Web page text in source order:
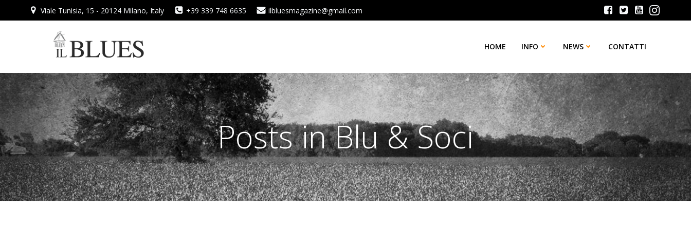
al
Viale Tunisia, 15 - 20124 Milano, Italy +39 339 748 6635 ilbluesmagazine@gmail.com
HOME INFO NEWS CONTATTI
Posts in Blu & Soci